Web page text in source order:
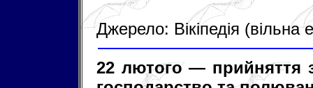
Джерело: Вікіпедія (вільна
22 лютого — прийняття